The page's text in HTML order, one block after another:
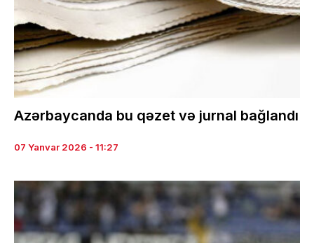
Azərbaycanda bu qəzet və jurnal bağlandı
07 Yanvar 2026 - 11:27